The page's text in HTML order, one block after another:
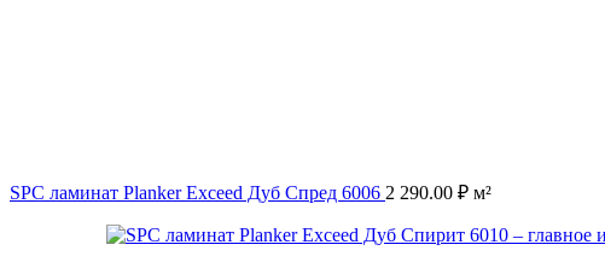
SPC ламинат Planker Exceed Дуб Спред 6006 2 290.00 ₽ м²